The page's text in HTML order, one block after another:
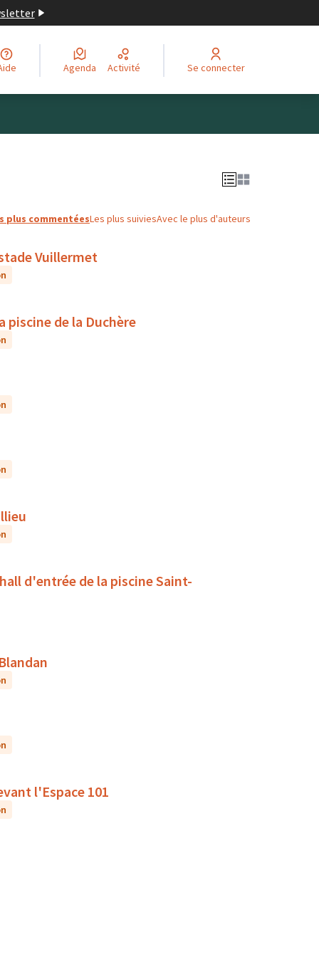
Aide Agenda Activité Se connecter
plus commentéesLes plus suiviesAvec le plus d'auteurs
Vuillermet
de la Duchère
d'entrée de la piscine Saint-
l'Espace 101